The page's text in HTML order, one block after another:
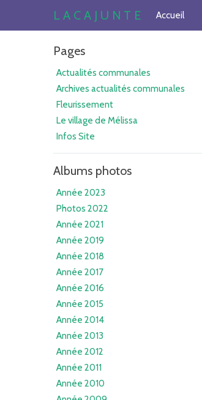
L A C A J U N T E Accueil
Pages
Actualités communales
Archives actualités communales
Fleurissement
Le village de Mélissa
Infos Site
Albums photos
Année 2023
Photos 2022
Année 2021
Année 2019
Année 2018
Année 2017
Année 2016
Année 2015
Année 2014
Année 2013
Année 2012
Année 2011
Année 2010